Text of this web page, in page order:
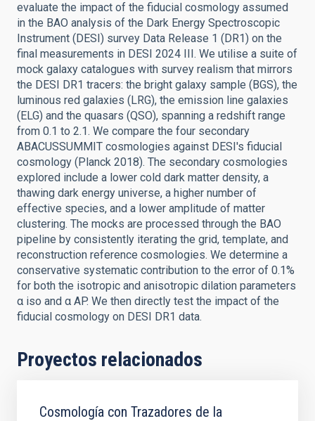
evaluate the impact of the fiducial cosmology assumed
in the BAO analysis of the Dark Energy Spectroscopic
Instrument (DESI) survey Data Release 1 (DR1) on the
final measurements in DESI 2024 III. We utilise a suite of
mock galaxy catalogues with survey realism that mirrors
the DESI DR1 tracers: the bright galaxy sample (BGS), the
luminous red galaxies (LRG), the emission line galaxies
(ELG) and the quasars (QSO), spanning a redshift range
from 0.1 to 2.1. We compare the four secondary
ABACUSSUMMIT cosmologies against DESI's fiducial
cosmology (Planck 2018). The secondary cosmologies
explored include a lower cold dark matter density, a
thawing dark energy universe, a higher number of
effective species, and a lower amplitude of matter
clustering. The mocks are processed through the BAO
pipeline by consistently iterating the grid, template, and
reconstruction reference cosmologies. We determine a
conservative systematic contribution to the error of 0.1%
for both the isotropic and anisotropic dilation parameters
α iso and α AP. We then directly test the impact of the
fiducial cosmology on DESI DR1 data.
Proyectos relacionados
Cosmología con Trazadores de la